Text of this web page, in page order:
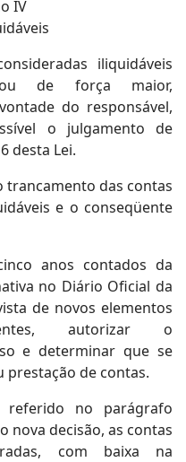
IV
iliquidáveis
de força maior,
do responsável,
o julgamento de
desta Lei.
trancamento das contas
e o conseqüente
anos contados da
no Diário Oficial da
de novos elementos
autorizar o
e determinar que se
prestação de contas.
no parágrafo
nova decisão, as contas
com baixa na